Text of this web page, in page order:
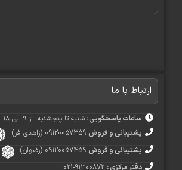
با ما
ساعات پاسخگویی :شنبه تا پنجشنبه، از ۹ الی ۱۸
پشتیبانی و فروش09120057359 (زاهدی فر)
پشتیبانی و فروش09120057459 (رضوان)
دفتر مرکزی :91300872-021